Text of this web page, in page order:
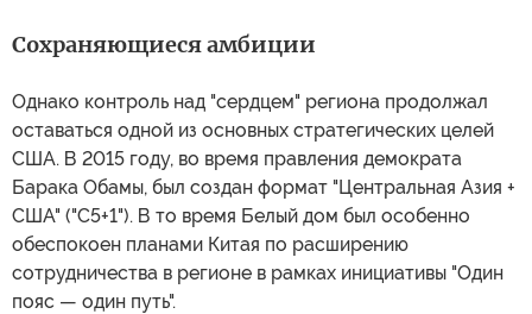
Сохраняющиеся амбиции
Однако контроль над "сердцем" региона продолжал
оставаться одной из основных стратегических целей
США. В 2015 году, во время правления демократа
Барака Обамы, был создан формат "Центральная Азия +
США" ("С5+1"). В то время Белый дом был особенно
обеспокоен планами Китая по расширению
сотрудничества в регионе в рамках инициативы "Один
пояс — один путь".